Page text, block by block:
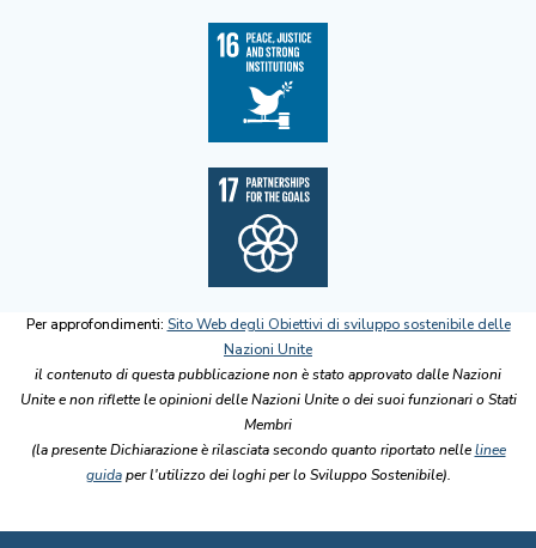
Per approfondimenti: Sito Web degli Obiettivi di sviluppo sostenibile delle
Nazioni Unite
il contenuto di questa pubblicazione non è stato approvato dalle Nazioni
Unite e non riflette le opinioni delle Nazioni Unite o dei suoi funzionari o Stati
Membri
(la presente Dichiarazione è rilasciata secondo quanto riportato nellelinee
guidaper l'utilizzo dei loghi per lo Sviluppo Sostenibile).